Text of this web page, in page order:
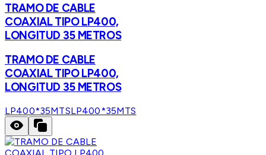
TRAMO DE CABLE
COAXIAL TIPO LP400,
LONGITUD 35 METROS
TRAMO DE CABLE
COAXIAL TIPO LP400,
LONGITUD 35 METROS
LP400*35MTSLP400*35MTS